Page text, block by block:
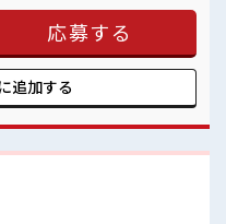
しく働く≫ 明るすぎたり奇抜で
有)≪機能的な制服アリ≫ 制服
み解消♪ ≪自分に合った期間で
事です！ ■職場の雰囲
型にこだわりのあるアナタは必
で楽しくおしゃべり！ ストレス
応募する
追加する